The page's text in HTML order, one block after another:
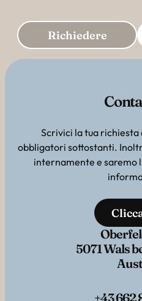
Richiedere
Scrivici la tua richiesta
obbligatori sottostanti.
internamente e
5071 Wals
+43 662